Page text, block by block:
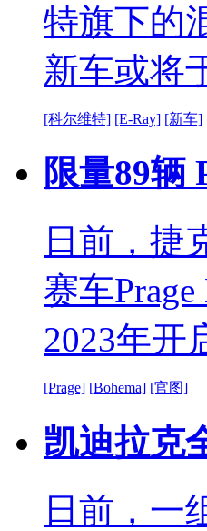
特旗下的
新车或将
[科尔维特] [E-Ray] [新车]
限量89辆
日前，捷
赛车
2023年开
[Prage] [Bohema] [官图]
凯迪拉克
日前，一